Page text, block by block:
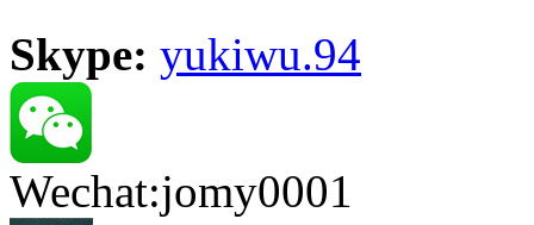
Skype: yukiwu.94
Wechat:jomy0001